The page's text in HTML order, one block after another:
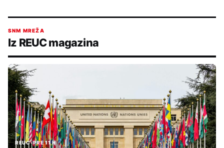
SNM MREŽA
Iz REUC magazina
REUC•PRE 11 H